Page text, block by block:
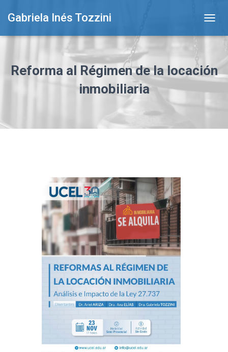
Gabriela Inés Tozzini
O
E
A
Reforma al Régimen de la locación
inmobiliaria